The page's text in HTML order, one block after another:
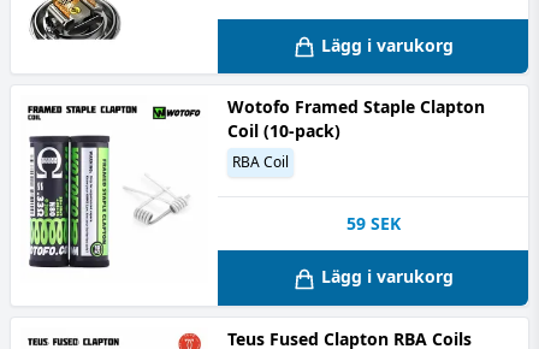
Lägg i varukorg
Wotofo Framed Staple Clapton
Coil (10-pack)
RBA Coil
59 SEK
Lägg i varukorg
Teus Fused Clapton RBA Coils